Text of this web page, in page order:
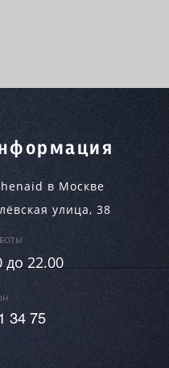
в Москве
улица, 38
до 22.00
34 75